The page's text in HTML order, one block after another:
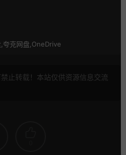
夸克网盘,OneDrive
止转载！本站仅供资源信息交流